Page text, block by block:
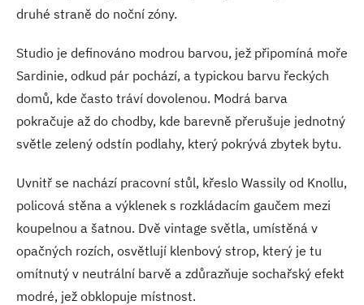
druhé straně do noční zóny.
Studio je definováno modrou barvou, jež připomíná moře
Sardinie, odkud pár pochází, a typickou barvu řeckých
domů, kde často tráví dovolenou. Modrá barva
pokračuje až do chodby, kde barevně přerušuje jednotný
světle zelený odstín podlahy, který pokrývá zbytek bytu.
Uvnitř se nachází pracovní stůl, křeslo Wassily od Knollu,
policová stěna a výklenek s rozkládacím gaučem mezi
koupelnou a šatnou. Dvě vintage světla, umístěná v
opačných rozích, osvětlují klenbový strop, který je tu
omítnutý v neutrální barvě a zdůrazňuje sochařský efekt
modré, jež obklopuje místnost.